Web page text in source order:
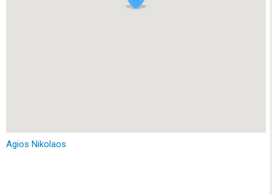
Agios Nikolaos